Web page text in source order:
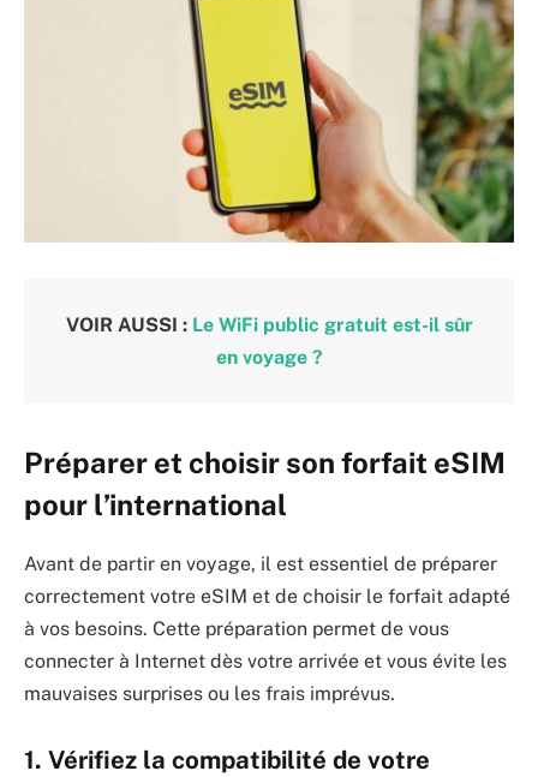
VOIR AUSSI : Le WiFi public gratuit est-il sûr
en voyage ?
Préparer et choisir son forfait eSIM
pour l’international
Avant de partir en voyage, il est essentiel de préparer
correctement votre eSIM et de choisir le forfait adapté
à vos besoins. Cette préparation permet de vous
connecter à Internet dès votre arrivée et vous évite les
mauvaises surprises ou les frais imprévus.
1. Vérifiez la compatibilité de votre